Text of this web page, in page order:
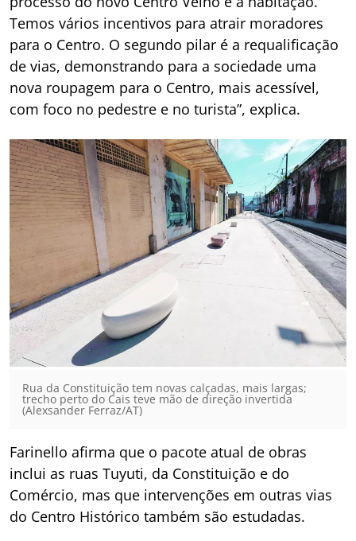
Temos vários incentivos para atrair moradores
para o Centro. O segundo pilar é a requalificação
de vias, demonstrando para a sociedade uma
nova roupagem para o Centro, mais acessível,
com foco no pedestre e no turista”, explica.
Rua da Constituição tem novas calçadas, mais largas;
trecho perto do Cais teve mão de direção invertida
(Alexsander Ferraz/AT)
Farinello afirma que o pacote atual de obras
inclui as ruas Tuyuti, da Constituição e do
Comércio, mas que intervenções em outras vias
do Centro Histórico também são estudadas.